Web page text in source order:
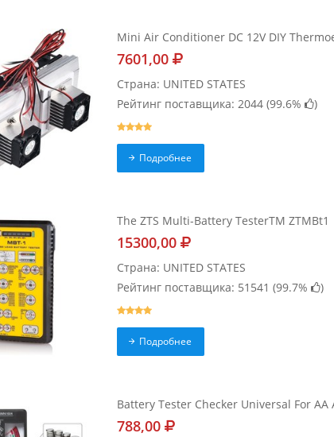
Mini Air Conditioner DC 12V DIY
7601,00
Страна: UNITED STATES
Рейтинг поставщика: 2044 (99.6% )
Подробнее
The ZTS Multi-Battery TesterTM ZTMBt1
15300,00
Страна: UNITED STATES
Рейтинг поставщика: 51541 (99.7% )
Подробнее
Battery Tester Checker Universal For AA
788,00